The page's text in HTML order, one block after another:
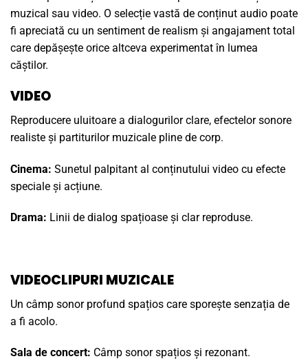
muzical sau video. O selecție vastă de conținut audio poate
fi apreciată cu un sentiment de realism și angajament total
care depășește orice altceva experimentat în lumea
căștilor.
VIDEO
Reproducere uluitoare a dialogurilor clare, efectelor sonore
realiste și partiturilor muzicale pline de corp.
Cinema: Sunetul palpitant al conținutului video cu efecte
speciale și acțiune.
Drama: Linii de dialog spațioase și clar reproduse.
VIDEOCLIPURI MUZICALE
Un câmp sonor profund spațios care sporește senzația de
a fi acolo.
Sala de concert: Câmp sonor spațios și rezonant.